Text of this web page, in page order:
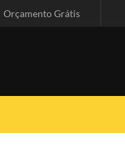
Orçamento Grátis